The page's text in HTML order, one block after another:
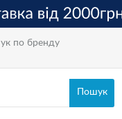
по бренду